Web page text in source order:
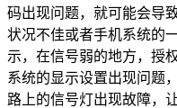
码出现问题，就可能会导
状况不佳或者手机系统的
示，在信号弱的地方，授
系统的显示设置出现问题
路上的信号灯出现故障，